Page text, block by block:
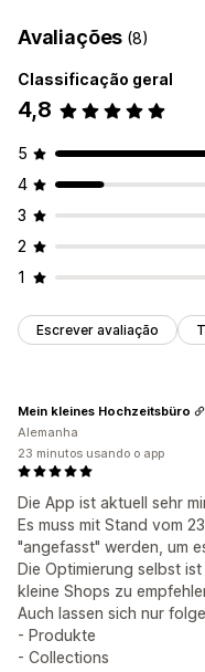
Edição em massa
Upload de arquivo
Avaliações (8)
Classificação geral
4,8
5
4
3
2
1
Escrever avaliação
Die App ist aktuell sehr
Es muss mit Stand vom
"angefasst" werden, um
Die Optimierung selbst
kleine Shops zu
Auch lassen sich nur
- Produkte
- Collections
Mein kleines Hochzeitsbüro
Alemanha
23 minutos usando o app